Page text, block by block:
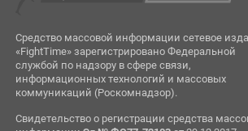
Средство массовой информации сетевое
«FightTime» зарегистрировано Федеральной
службой по надзору в сфере связи,
информационных технологий и массовых
коммуникаций (Роскомнадзор).
Свидетельство о регистрации средства